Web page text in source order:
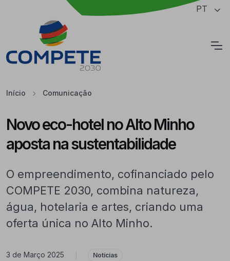
Saltar para o conteúdo principal da página PT
Início Comunicação
Novo eco-hotel no Alto Minho
aposta na sustentabilidade
O empreendimento, cofinanciado pelo
COMPETE 2030, combina natureza,
água, hotelaria e artes, criando uma
oferta única no Alto Minho.
3 de Março 2025 Notícias